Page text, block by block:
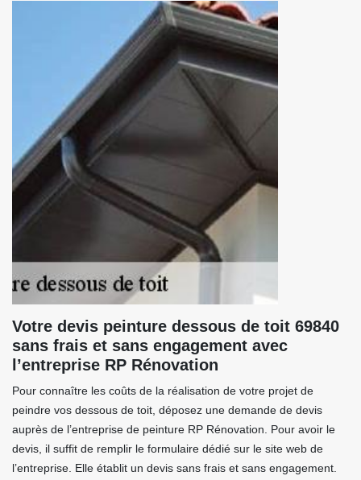
Votre devis peinture dessous de toit 69840
sans frais et sans engagement avec
l’entreprise RP Rénovation
Pour connaître les coûts de la réalisation de votre projet de
peindre vos dessous de toit, déposez une demande de devis
auprès de l’entreprise de peinture RP Rénovation. Pour avoir le
devis, il suffit de remplir le formulaire dédié sur le site web de
l’entreprise. Elle établit un devis sans frais et sans engagement.